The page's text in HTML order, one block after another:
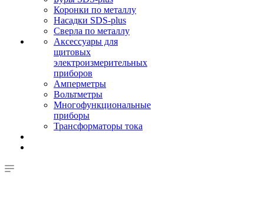
Коронки по металлу
Насадки SDS-plus
Сверла по металлу
Аксессуары для
щитовых
электроизмерительных
приборов
Амперметры
Вольтметры
Многофункциональные
приборы
Трансформаторы тока